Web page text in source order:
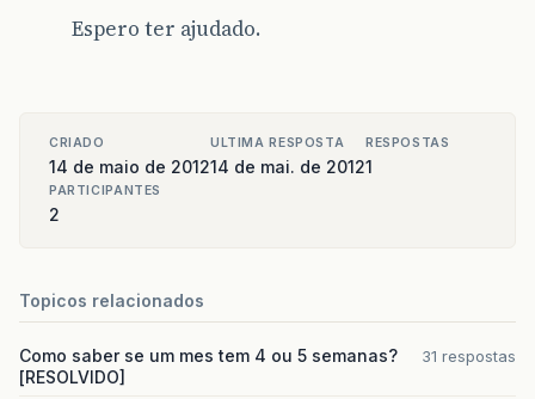
Espero ter ajudado.
CRIADO
14 de maio de 2012
ULTIMA RESPOSTA
14 de mai. de 2012
RESPOSTAS
1
PARTICIPANTES
2
Topicos relacionados
Como saber se um mes tem 4 ou 5 semanas?
[RESOLVIDO]
31 respostas